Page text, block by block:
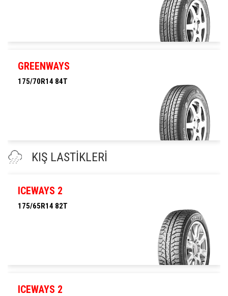
GREENWAYS
175/70R14 84T
KIŞ LASTİKLERİ
ICEWAYS 2
175/65R14 82T
ICEWAYS 2